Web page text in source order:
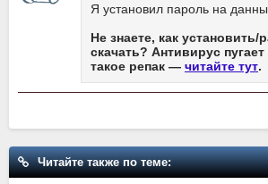
Я установил пароль на
Не знаете, как установить/
скачать? Антивирус
такое репак — читайте тут.
Читайте также по теме: